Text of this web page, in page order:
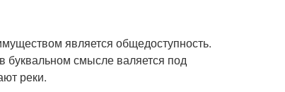
является общедоступность.
буквальном смысле валяется под
реки.